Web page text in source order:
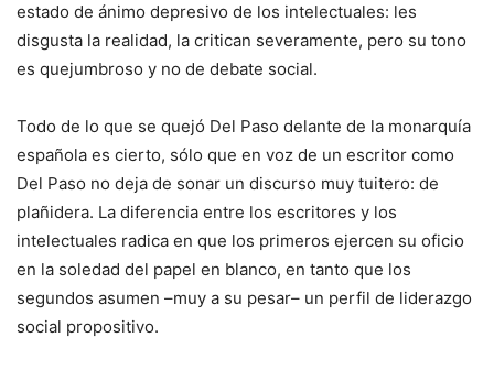
estado de ánimo depresivo de los intelectuales: les
disgusta la realidad, la critican severamente, pero su tono
es quejumbroso y no de debate social.
Todo de lo que se quejó Del Paso delante de la monarquía
española es cierto, sólo que en voz de un escritor como
Del Paso no deja de sonar un discurso muy tuitero: de
plañidera. La diferencia entre los escritores y los
intelectuales radica en que los primeros ejercen su oficio
en la soledad del papel en blanco, en tanto que los
segundos asumen –muy a su pesar– un perfil de liderazgo
social propositivo.